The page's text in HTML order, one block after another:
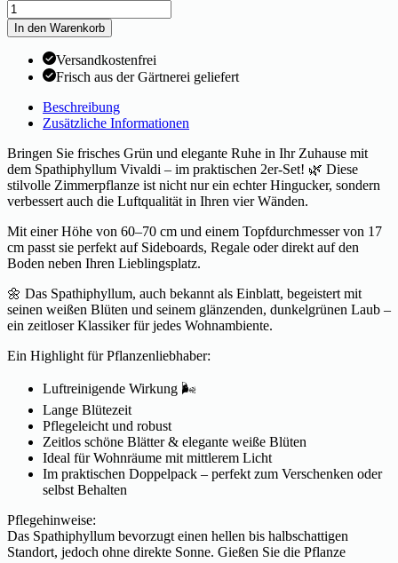
In den Warenkorb
Versandkostenfrei
Frisch aus der Gärtnerei geliefert
Beschreibung
Zusätzliche Informationen
Bringen Sie frisches Grün und elegante Ruhe in Ihr Zuhause mit
dem Spathiphyllum Vivaldi – im praktischen 2er-Set! 🌿 Diese
stilvolle Zimmerpflanze ist nicht nur ein echter Hingucker, sondern
verbessert auch die Luftqualität in Ihren vier Wänden.
Mit einer Höhe von 60–70 cm und einem Topfdurchmesser von 17
cm passt sie perfekt auf Sideboards, Regale oder direkt auf den
Boden neben Ihren Lieblingsplatz.
🌼 Das Spathiphyllum, auch bekannt als Einblatt, begeistert mit
seinen weißen Blüten und seinem glänzenden, dunkelgrünen Laub –
ein zeitloser Klassiker für jedes Wohnambiente.
Ein Highlight für Pflanzenliebhaber:
Luftreinigende Wirkung 🌬️
Lange Blütezeit
Pflegeleicht und robust
Zeitlos schöne Blätter & elegante weiße Blüten
Ideal für Wohnräume mit mittlerem Licht
Im praktischen Doppelpack – perfekt zum Verschenken oder
selbst Behalten
Pflegehinweise:
Das Spathiphyllum bevorzugt einen hellen bis halbschattigen
Standort, jedoch ohne direkte Sonne. Gießen Sie die Pflanze